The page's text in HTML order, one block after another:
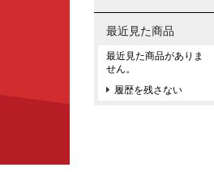
最近見た商品
最近見た商品がありま
せん。
履歴を残さない